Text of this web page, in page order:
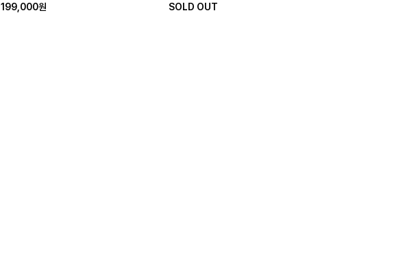
199,000원 SOLD OUT